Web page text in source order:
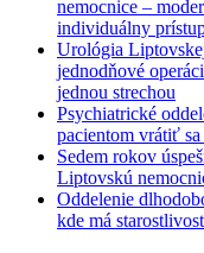
nemocnice –
individuálny
Urológia
jednodňové
jednou strechou
Psychiatrické
pacientom vrátiť
Sedem rokov
Liptovskú
Oddelenie
kde má